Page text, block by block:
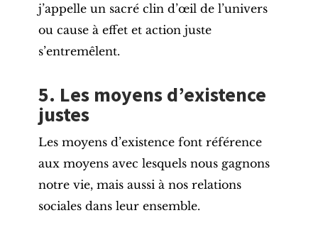
j’appelle un sacré clin d’œil de l’univers
ou cause à effet et action juste
s’entremêlent.
5. Les moyens d’existence
justes
Les moyens d’existence font référence
aux moyens avec lesquels nous gagnons
notre vie, mais aussi à nos relations
sociales dans leur ensemble.